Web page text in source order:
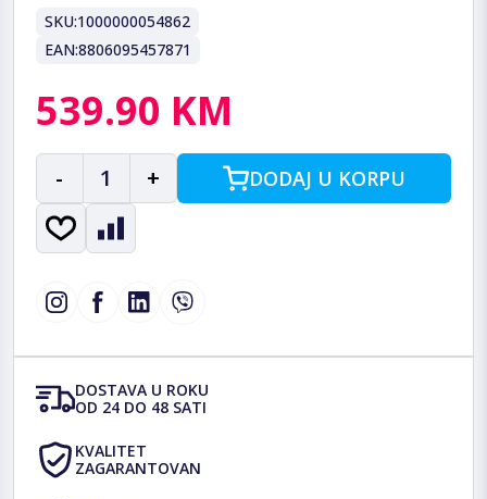
SKU:1000000054862
EAN:8806095457871
539.90 KM
- 1 + DODAJ U KORPU
DOSTAVA U ROKU
OD 24 DO 48 SATI
KVALITET
ZAGARANTOVAN